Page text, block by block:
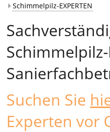
Schimmelpilz-EXPERTEN
Suchen Sie
Experten vor